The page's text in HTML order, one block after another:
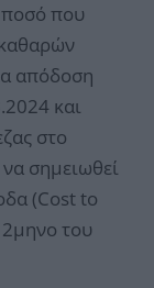
που
απόδοση
και
στο
σημειωθεί
(Cost to
του